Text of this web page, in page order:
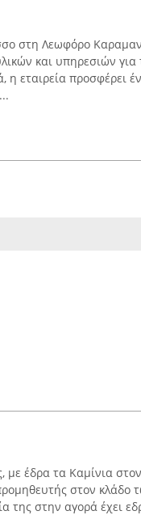
στη Λεωφόρο
και υπηρεσιών για
εταιρεία προσφέρει
με έδρα τα Καμίνια στον
στον κλάδο
της στην αγορά έχει